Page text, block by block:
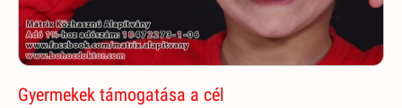
Gyermekek támogatása a cél